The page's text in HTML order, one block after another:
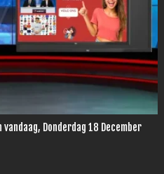
Donderdag 18 December